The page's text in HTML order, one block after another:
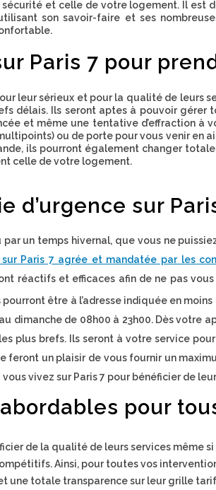
et celle de votre logement. Il est
son savoir-faire et ses
Paris 7 pour
leur sérieux et pour la qualité de leurs
délais. Ils seront aptes à pouvoir
et même une tentative d’effraction à
) ou de porte pour vous venir en
ils pourront également changer
celle de votre logement.
d’urgence sur
un temps hivernal, que vous ne
Paris 7 agrée et mandatée par les
réactifs et efficaces afin de ne pas
pourront être à l’adresse indiquée en
dimanche de 08h00 à 23h00. Dès votre
plus brefs. Ils seront à votre service
un plaisir de vous fournir un
vivez sur Paris 7 pour bénéficier de
pour
de la qualité de leurs services même
Ainsi, pour toutes vos
une totale transparence sur leur grille